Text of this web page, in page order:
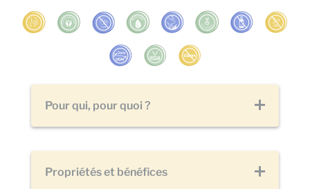
Pour qui, pour quoi ?
Propriétés et bénéfices